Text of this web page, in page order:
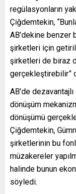
regülasyonların
Çiğdemtekin,
AB’dekine benzer
şirketleri için
şirketleri de biraz
gerçekleştirebilir”
AB’de
dönüşüm
dönüşümü
Çiğdemtekin,
şirketlerinin bu
müzakereler
halinde bunun
söyledi.